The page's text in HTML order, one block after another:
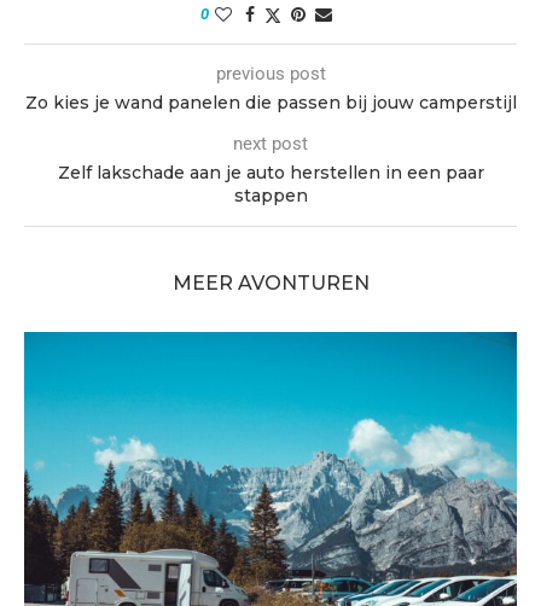
0
previous post
Zo kies je wand panelen die passen bij jouw camperstijl
next post
Zelf lakschade aan je auto herstellen in een paar
stappen
MEER AVONTUREN